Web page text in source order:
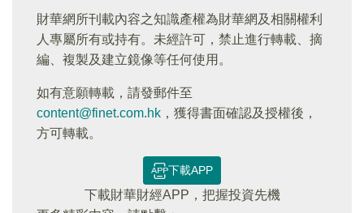
財華網所刊載內容之知識產權為財華網及相關權利
人專屬所有或持有。未經許可，禁止進行轉載、摘
編、複製及建立鏡像等任何使用。
如有意願轉載，請發郵件至
content@finet.com.hk ，獲得書面確認及授權後，
方可轉載。
下載APP
下載財華財經APP，把握投資先機